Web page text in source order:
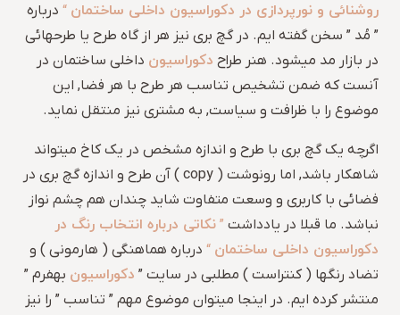
روشنائی و نورپردازی در دکوراسیون داخلی ساختمان “ درباره
” مُد ” سخن گفته ایم. در گچ بری نیز هر از گاه طرح یا طرحهائی
در بازار مد میشود. هنر طراح دکوراسیون داخلی ساختمان در
آنست که ضمن تشخیص تناسب هر طرح با هر فضا, این
موضوع را با ظرافت و سیاست, به مشتری نیز منتقل نماید.
اگرچه یک گچ بری با طرح و اندازه مشخص در یک کاخ میتواند
شاهکار باشد, اما رونوشت ( copy ) آن طرح و اندازه گچ بری در
فضائی با کاربری و وسعت متفاوت شاید چندان هم چشم نواز
نباشد. ما قبلا در یادداشت ” نکاتی درباره انتخاب رنگ در
دکوراسیون داخلی ساختمان “ درباره هماهنگی ( هارمونی ) و
تضاد رنگها ( کنتراست ) مطلبی در سایت ” دکوراسیون بهفرم ”
منتشر کرده ایم. در اینجا میتوان موضوع مهم ” تناسب ” را نیز